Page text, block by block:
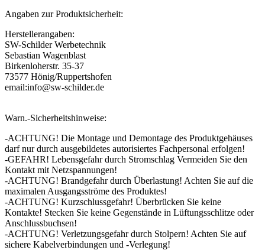
Angaben zur Produktsicherheit:
Herstellerangaben:
SW-Schilder Werbetechnik
Sebastian Wagenblast
Birkenloherstr. 35-37
73577 Hönig/Ruppertshofen
email:info@sw-schilder.de
Warn.-Sicherheitshinweise:
-ACHTUNG! Die Montage und Demontage des Produktgehäuses
darf nur durch ausgebildetes autorisiertes Fachpersonal erfolgen!
-GEFAHR! Lebensgefahr durch Stromschlag Vermeiden Sie den
Kontakt mit Netzspannungen!
-ACHTUNG! Brandgefahr durch Überlastung! Achten Sie auf die
maximalen Ausgangsströme des Produktes!
-ACHTUNG! Kurzschlussgefahr! Überbrücken Sie keine
Kontakte! Stecken Sie keine Gegenstände in Lüftungsschlitze oder
Anschlussbuchsen!
-ACHTUNG! Verletzungsgefahr durch Stolpern! Achten Sie auf
sichere Kabelverbindungen und -Verlegung!